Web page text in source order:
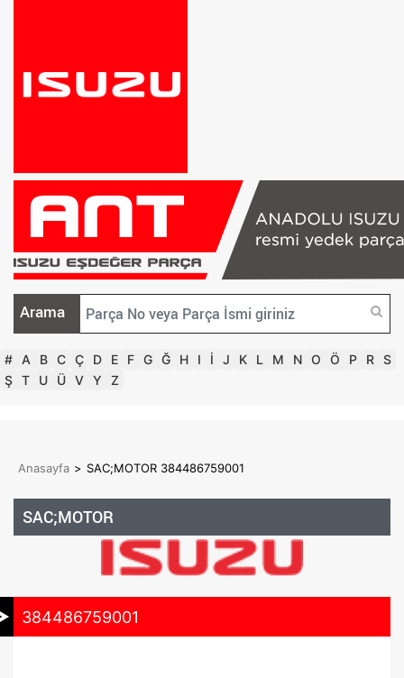
Arama
# A B C Ç D E F G Ğ H I İ J K L M N O Ö P R S
Ş T U Ü V Y Z
Anasayfa > SAC;MOTOR 384486759001
SAC;MOTOR
384486759001